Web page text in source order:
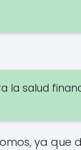
la salud
ya que